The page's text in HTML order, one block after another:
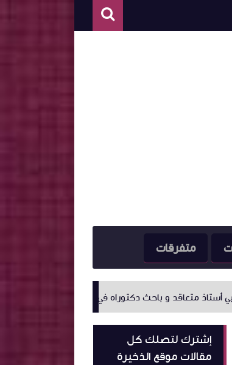
متفرقات
دكتوراه في كلية الحقوق و العلوم السياسية بسوسة
إشترك لتصلك كل
مقالات موقع الذخيرة